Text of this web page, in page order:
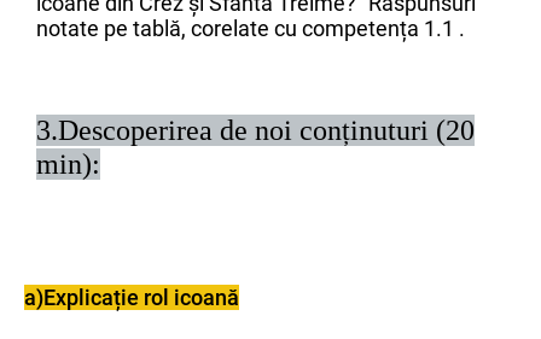
notate pe tablă, corelate cu competența 1.1 .
3.Descoperirea de noi conținuturi (20
min):
a)Explicație rol icoană